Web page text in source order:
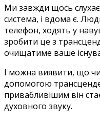
Ми завжди щось
система, і вдома є.
телефон, ходять у
зробити це з
очищатиме ваше
І можна виявити, що
допомогою
привабливішим він
духовного звуку.